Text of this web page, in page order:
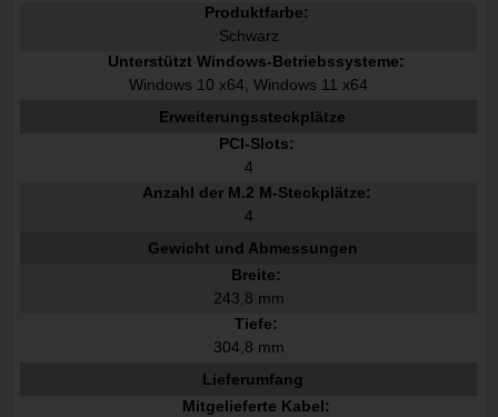
Produktfarbe:
Schwarz
Unterstützt Windows-Betriebssysteme:
Windows 10 x64, Windows 11 x64
Erweiterungssteckplätze
PCI-Slots:
4
Anzahl der M.2 M-Steckplätze:
4
Gewicht und Abmessungen
Breite:
243,8 mm
Tiefe:
304,8 mm
Lieferumfang
Mitgelieferte Kabel: